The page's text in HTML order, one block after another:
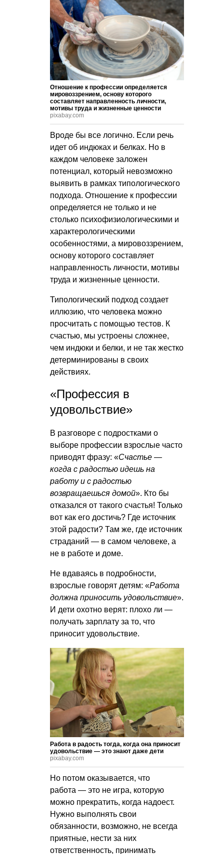
Отношение к профессии определяется
мировоззрением, основу которого
составляет направленность личности,
мотивы труда и жизненные ценности
pixabay.com
Вроде бы все логично. Если речь
идет об индюках и белках. Но в
каждом человеке заложен
потенциал, который невозможно
выявить в рамках типологического
подхода. Отношение к профессии
определяется не только и не
столько психофизиологическими и
характерологическими
особенностями, а мировоззрением,
основу которого составляет
направленность личности, мотивы
труда и жизненные ценности.
Типологический подход создает
иллюзию, что человека можно
просчитать с помощью тестов. К
счастью, мы устроены сложнее,
чем индюки и белки, и не так жестко
детерминированы в своих
действиях.
«Профессия в
удовольствие»
В разговоре с подростками о
выборе профессии взрослые часто
приводят фразу: «Счастье —
когда с радостью идешь на
работу и с радостью
возвращаешься домой». Кто бы
отказался от такого счастья! Только
вот как его достичь? Где источник
этой радости? Там же, где источник
страданий — в самом человеке, а
не в работе и доме.
Не вдаваясь в подробности,
взрослые говорят детям: «Работа
должна приносить удовольствие».
И дети охотно верят: плохо ли —
получать зарплату за то, что
приносит удовольствие.
Работа в радость тогда, когда она приносит
удовольствие — это знают даже дети
pixabay.com
Но потом оказывается, что
работа — это не игра, которую
можно прекратить, когда надоест.
Нужно выполнять свои
обязанности, возможно, не всегда
приятные, нести за них
ответственность, принимать